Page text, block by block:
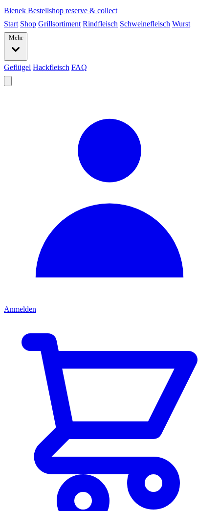
Bienek Bestellshop reserve & collect
Start Shop Grillsortiment Rindfleisch Schweinefleisch Wurst
Mehr
Geflügel Hackfleisch FAQ
Anmelden